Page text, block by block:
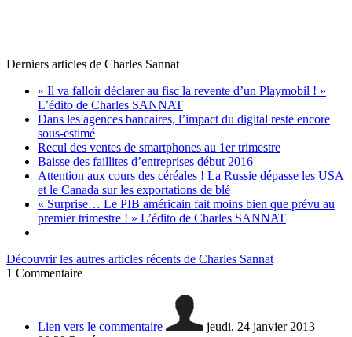
Derniers articles de Charles Sannat
« Il va falloir déclarer au fisc la revente d’un Playmobil ! »
L’édito de Charles SANNAT
Dans les agences bancaires, l’impact du digital reste encore
sous-estimé
Recul des ventes de smartphones au 1er trimestre
Baisse des faillites d’entreprises début 2016
Attention aux cours des céréales ! La Russie dépasse les USA
et le Canada sur les exportations de blé
« Surprise… Le PIB américain fait moins bien que prévu au
premier trimestre ! » L’édito de Charles SANNAT
Découvrir les autres articles récents de Charles Sannat
1 Commentaire
Lien vers le commentaire
jeudi, 24 janvier 2013